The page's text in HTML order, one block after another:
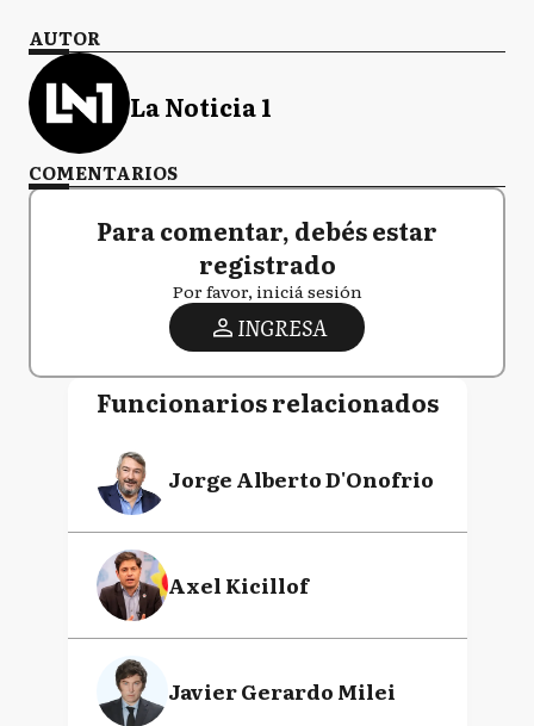
AUTOR
La Noticia 1
COMENTARIOS
Para comentar, debés estar
registrado
Por favor, iniciá sesión
INGRESA
Funcionarios relacionados
Jorge Alberto D'Onofrio
Axel Kicillof
Javier Gerardo Milei